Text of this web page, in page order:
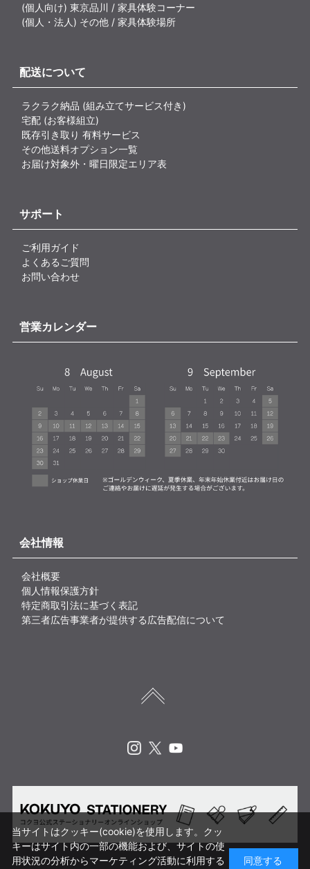
(個人向け) 東京品川 / 家具体験コーナー
(個人・法人) その他 / 家具体験場所
配送について
ラクラク納品 (組み立てサービス付き)
宅配 (お客様組立)
既存引き取り 有料サービス
その他送料オプション一覧
お届け対象外・曜日限定エリア表
サポート
ご利用ガイド
よくあるご質問
お問い合わせ
営業カレンダー
会社情報
会社概要
個人情報保護方針
特定商取引法に基づく表記
第三者広告事業者が提供する広告配信について
当サイトはクッキー(cookie)を使用します。クッ
キーはサイト内の一部の機能および、サイトの使
用状況の分析からマーケティング活動に利用する
同意する